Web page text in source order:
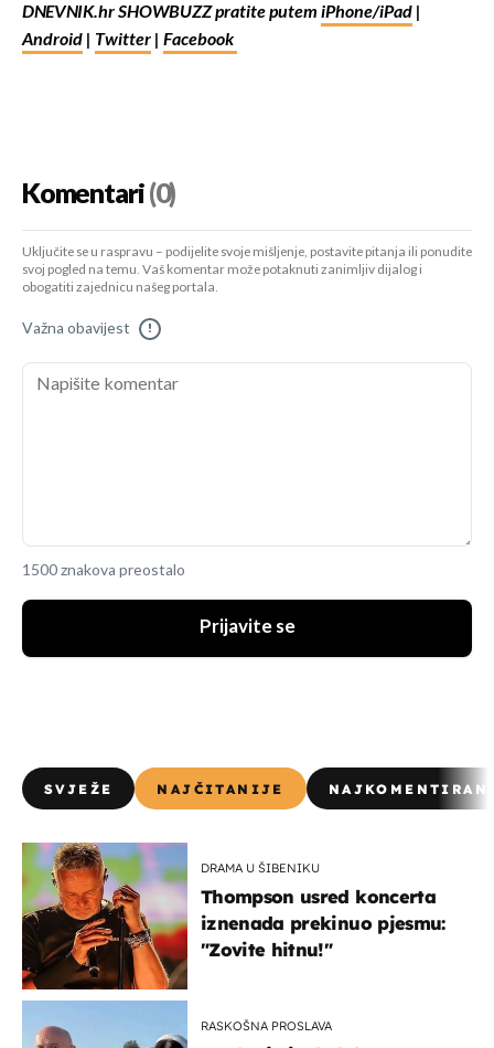
DNEVNIK.hr SHOWBUZZ pratite putem iPhone/iPad |
Android | Twitter | Facebook
Komentari(0)
Uključite se u raspravu – podijelite svoje mišljenje, postavite pitanja ili ponudite
svoj pogled na temu. Vaš komentar može potaknuti zanimljiv dijalog i
obogatiti zajednicu našeg portala.
Važna obavijest !
1500 znakova preostalo
Prijavite se
SVJEŽE NAJČITANIJE
DRAMA U ŠIBENIKU
Thompson usred koncerta
iznenada prekinuo pjesmu:
"Zovite hitnu!"
RASKOŠNA PROSLAVA